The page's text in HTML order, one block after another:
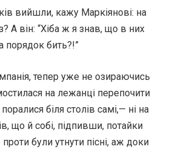
вийшли, кажу Маркіянові: на
А він: “Хіба ж я знав, що в них
порядок бить?!”
тепер уже не озираючись
на лежанці перепочити
біля столів самі,— ні на
що й собі, підпивши, потайки
були утнути пісні, аж доки